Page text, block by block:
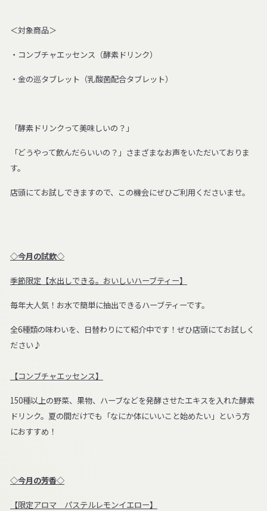
＜対象商品＞
・コンブチャエッセンス（酵素ドリンク）
・金の巡タブレット（乳酸菌配合タブレット）
「酵素ドリンクって美味しいの？」
「どうやって飲んだらいいの？」さまざまなお声をいただいておりま
す。
店頭にてお試しできますので、この機会にぜひご利用くださいませ。
◇今月の試飲◇
季節限定【水出しできる。おいしいハーブティー】
毎年大人気！お水で簡単に抽出できるハーブティーです。
全6種類の味わいを、日替わりにて紹介中です！ぜひ店頭にてお試しく
ださい♪
【コンブチャエッセンス】
150種以上の野菜、果物、ハーブなどを発酵させたエキスを入れた酵素
ドリンク。夏の間だけでも「なにか体にいいこと始めたい」という方
におすすめ！
◇今月の芳香◇
【限定アロマ パステルレモンイエロー】